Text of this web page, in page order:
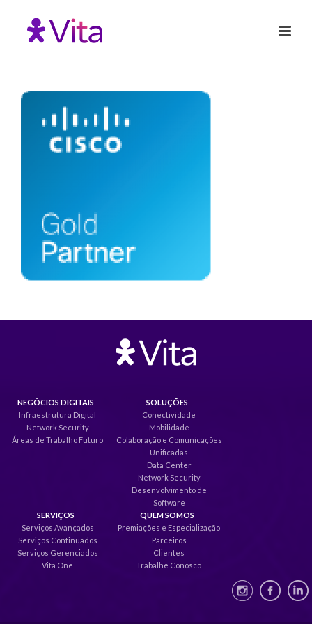
NEGÓCIOS DIGITAIS
Infraestrutura Digital
Network Security
Áreas de Trabalho Futuro
SOLUÇÕES
Conectividade
Mobilidade
Colaboração e Comunicações
Unificadas
Data Center
Network Security
Desenvolvimento de
Software
SERVIÇOS
Serviços Avançados
Serviços Continuados
Serviços Gerenciados
Vita One
QUEM SOMOS
Premiações e Especialização
Parceiros
Clientes
Trabalhe Conosco